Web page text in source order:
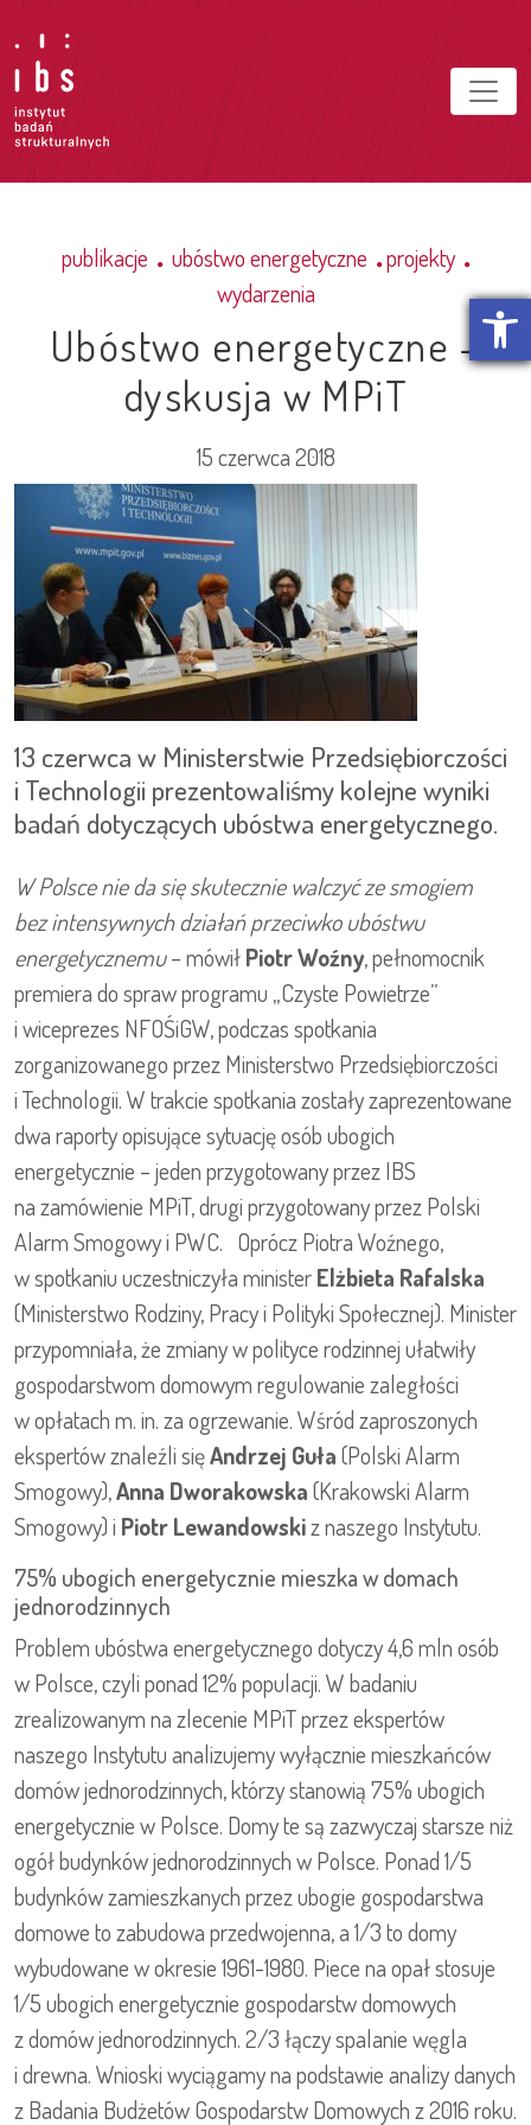
Otwórz
publikacje ubóstwo energetyczne
projekty
wydarzenia
Ubóstwo energetyczne –
dyskusja w MPiT
15 czerwca 2018
13 czerwca w Ministerstwie Przedsiębiorczości
i Technologii prezentowaliśmy kolejne wyniki
badań dotyczących ubóstwa energetycznego.
W Polsce nie da się skutecznie walczyć ze smogiem
bez intensywnych działań przeciwko ubóstwu
energetycznemu– mówiłPiotr Woźny, pełnomocnik
premiera do spraw programu „Czyste Powietrze”
i wiceprezes NFOŚiGW, podczas spotkania
zorganizowanego przez Ministerstwo Przedsiębiorczości
i Technologii. W trakcie spotkania zostały zaprezentowane
dwa raporty opisujące sytuację osób ubogich
energetycznie – jeden przygotowany przez IBS
na zamówienie MPiT, drugi przygotowany przez Polski
Alarm Smogowy i PWC. Oprócz Piotra Woźnego,
w spotkaniu uczestniczyła ministerElżbieta Rafalska
(Ministerstwo Rodziny, Pracy i Polityki Społecznej). Minister
przypomniała, że zmiany w polityce rodzinnej ułatwiły
gospodarstwom domowym regulowanie zaległości
w opłatach m. in. za ogrzewanie. Wśród zaproszonych
ekspertów znaleźli sięAndrzej Guła(Polski Alarm
Smogowy),Anna Dworakowska(Krakowski Alarm
Smogowy) i Piotr Lewandowskiz naszego Instytutu.
75% ubogich energetycznie mieszka w domach
jednorodzinnych
Problem ubóstwa energetycznego dotyczy 4,6 mln osób
w Polsce, czyli ponad 12% populacji. W badaniu
zrealizowanym na zlecenie MPiT przez ekspertów
naszego Instytutu analizujemy wyłącznie mieszkańców
domów jednorodzinnych, którzy stanowią 75% ubogich
energetycznie w Polsce. Domy te są zazwyczaj starsze niż
ogół budynków jednorodzinnych w Polsce. Ponad 1/5
budynków zamieszkanych przez ubogie gospodarstwa
domowe to zabudowa przedwojenna, a 1/3 to domy
wybudowane w okresie 1961-1980. Piece na opał stosuje
1/5 ubogich energetycznie gospodarstw domowych
z domów jednorodzinnych. 2/3 łączy spalanie węgla
i drewna. Wnioski wyciągamy na podstawie analizy danych
z Badania Budżetów Gospodarstw Domowych z 2016 roku.